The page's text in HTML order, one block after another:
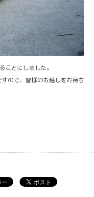
ことにしました。
ので、皆様のお越しをお待ち